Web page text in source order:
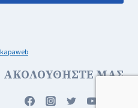
kapaweb
ΑΚΟΛΟΥΘΗΣΤΕ ΜΑΣ